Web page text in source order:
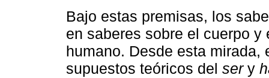
Bajo estas premisas, los
en saberes sobre el cuerpo
humano. Desde esta
supuestos teóricos del sery